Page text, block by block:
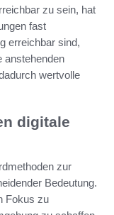
zu sein, hat
fast
erreichbar sind,
anstehenden
wertvolle
digitale
zur
Bedeutung.
Fokus zu